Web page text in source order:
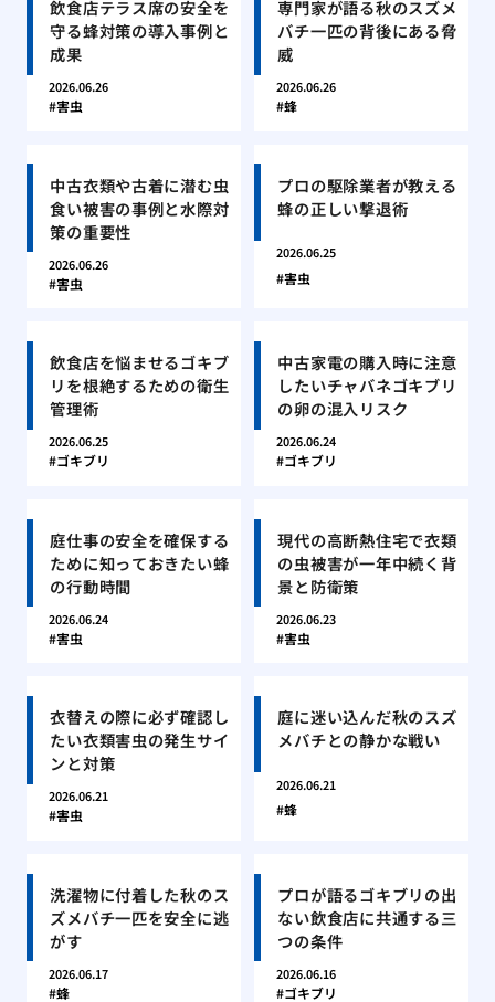
飲食店テラス席の安全を
守る蜂対策の導入事例と
成果
2026.06.26
害虫
専門家が語る秋のスズメ
バチ一匹の背後にある脅
威
2026.06.26
蜂
中古衣類や古着に潜む虫
食い被害の事例と水際対
策の重要性
2026.06.26
害虫
プロの駆除業者が教える
蜂の正しい撃退術
2026.06.25
害虫
飲食店を悩ませるゴキブ
リを根絶するための衛生
管理術
2026.06.25
ゴキブリ
中古家電の購入時に注意
したいチャバネゴキブリ
の卵の混入リスク
2026.06.24
ゴキブリ
庭仕事の安全を確保する
ために知っておきたい蜂
の行動時間
2026.06.24
害虫
現代の高断熱住宅で衣類
の虫被害が一年中続く背
景と防衛策
2026.06.23
害虫
衣替えの際に必ず確認し
たい衣類害虫の発生サイ
ンと対策
2026.06.21
害虫
庭に迷い込んだ秋のスズ
メバチとの静かな戦い
2026.06.21
蜂
洗濯物に付着した秋のス
ズメバチ一匹を安全に逃
がす
2026.06.17
蜂
プロが語るゴキブリの出
ない飲食店に共通する三
つの条件
2026.06.16
ゴキブリ